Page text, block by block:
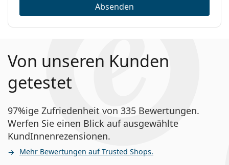
Absenden
Von unseren Kunden
getestet
97%ige Zufriedenheit von 335 Bewertungen.
Werfen Sie einen Blick auf ausgewählte
KundInnenrezensionen.
Mehr Bewertungen auf Trusted Shops.